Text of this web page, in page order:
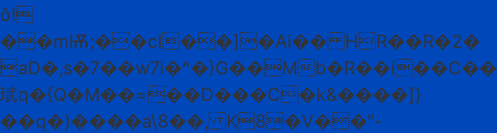
ô!
��mѬ;��cI��]�Ai�� HR��R�2�
aD�,s�7��w7i�^�}G��M
珷q�{Q�M��=��D���C�k&����]}
��q�)����a\8��, K8�V��"-